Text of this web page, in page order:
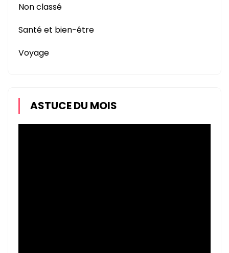
Non classé
Santé et bien-être
Voyage
ASTUCE DU MOIS